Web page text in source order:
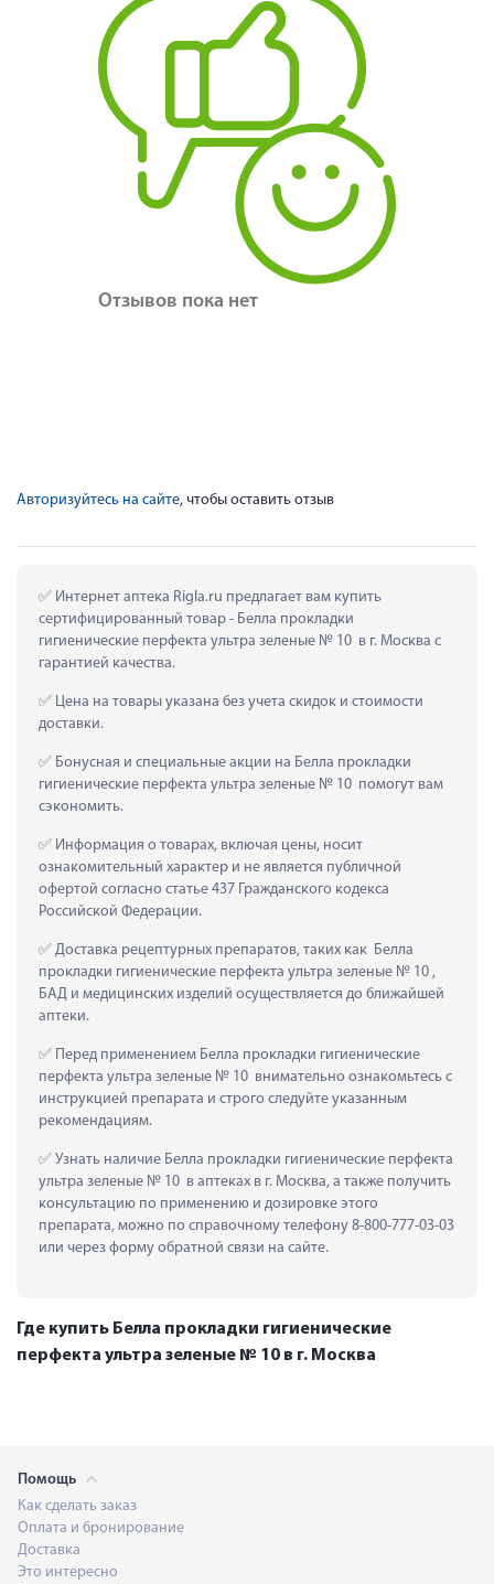
Отзывов пока нет
Авторизуйтесь на сайте, чтобы оставить отзыв
Интернет аптека Rigla.ru предлагает вам купить
сертифицированный товар - Белла прокладки
гигиенические перфекта ультра зеленые № 10  в г. Москва с
гарантией качества.
Цена на товары указана без учета скидок и стоимости
доставки.
Бонусная и специальные акции на Белла прокладки
гигиенические перфекта ультра зеленые № 10  помогут вам
сэкономить.
Информация о товарах, включая цены, носит
ознакомительный характер и не является публичной
офертой согласно статье 437 Гражданского кодекса
Российской Федерации.
Доставка рецептурных препаратов, таких как  Белла
прокладки гигиенические перфекта ультра зеленые № 10 ,
БАД и медицинских изделий осуществляется до ближайшей
аптеки.
Перед применением Белла прокладки гигиенические
перфекта ультра зеленые № 10  внимательно ознакомьтесь с
инструкцией препарата и строго следуйте указанным
рекомендациям.
Узнать наличие Белла прокладки гигиенические перфекта
ультра зеленые № 10  в аптеках в г. Москва, а также получить
консультацию по применению и дозировке этого
препарата, можно по справочному телефону 8-800-777-03-03
или через форму обратной связи на сайте.
Где купить Белла прокладки гигиенические
перфекта ультра зеленые № 10 в г. Москва
Помощь
Как сделать заказ
Оплата и бронирование
Доставка
Это интересно